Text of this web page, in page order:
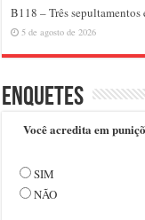
B118 – Três sepultamentos
5 de agosto de 2026
Enquetes
Você acredita em
SIM
NÃO